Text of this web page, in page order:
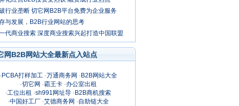
行业垄断 切它网B2B平台免费为企业服务
与发展，B2B行业网站的思考
代商业搜索 深度商业搜索兴起打造中国联盟
网B2B网站大全最新点入站点
· PCBA打样加工·万通商务网 · B2B网站大全
·切它网 ·霸王卡·办公室出租
·工位出租 ·sh991网址导 · B2B商机搜索
·中国好工厂·艾德商务网 ·自助链大全